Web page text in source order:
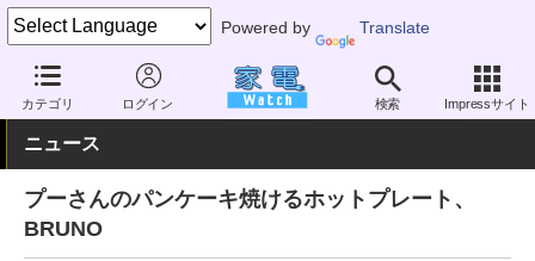
Powered by Translate
カテゴリ ログイン 検索 Impressサイト
家電 Watch 生活家電 キッチン家電 ホットプレート
ニュース
プーさんのパンケーキ焼けるホットプレート、
BRUNO